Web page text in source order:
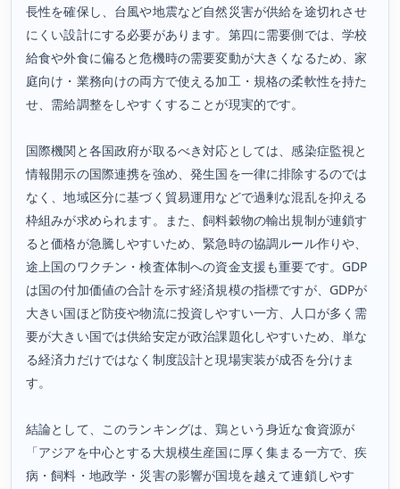
長性を確保し、台風や地震など自然災害が供給を途切れさせ
にくい設計にする必要があります。第四に需要側では、学校
給食や外食に偏ると危機時の需要変動が大きくなるため、家
庭向け・業務向けの両方で使える加工・規格の柔軟性を持た
せ、需給調整をしやすくすることが現実的です。
国際機関と各国政府が取るべき対応としては、感染症監視と
情報開示の国際連携を強め、発生国を一律に排除するのでは
なく、地域区分に基づく貿易運用などで過剰な混乱を抑える
枠組みが求められます。また、飼料穀物の輸出規制が連鎖す
ると価格が急騰しやすいため、緊急時の協調ルール作りや、
途上国のワクチン・検査体制への資金支援も重要です。GDP
は国の付加価値の合計を示す経済規模の指標ですが、GDPが
大きい国ほど防疫や物流に投資しやすい一方、人口が多く需
要が大きい国では供給安定が政治課題化しやすいため、単な
る経済力だけではなく制度設計と現場実装が成否を分けま
す。
結論として、このランキングは、鶏という身近な食資源が
「アジアを中心とする大規模生産国に厚く集まる一方で、疾
病・飼料・地政学・災害の影響が国境を越えて連鎖しやす